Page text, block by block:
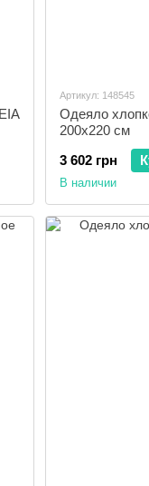
Артикул: 148545
Одеяло
200x220 см
3 602 грн
В наличии